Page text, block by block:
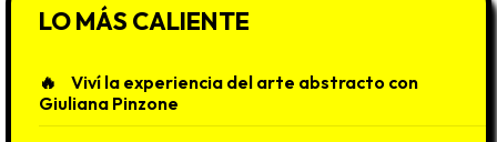
LO MÁS CALIENTE
Viví la experiencia del arte abstracto con
Giuliana Pinzone